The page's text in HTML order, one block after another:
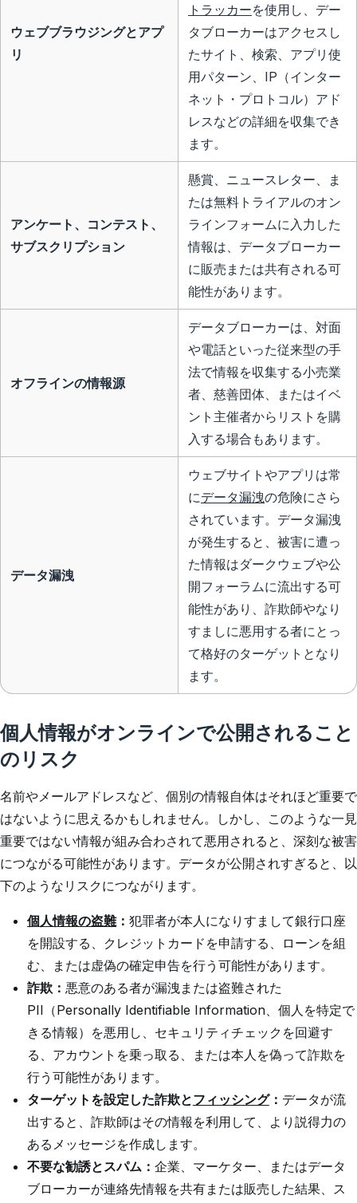
ウェブブラウジングとアプ
リ
トラッカーを使用し、デー
タブローカーはアクセスし
たサイト、検索、アプリ使
用パターン、IP（インター
ネット・プロトコル）アド
レスなどの詳細を収集でき
ます。
アンケート、コンテスト、
サブスクリプション
懸賞、ニュースレター、ま
たは無料トライアルのオン
ラインフォームに入力した
情報は、データブローカー
に販売または共有される可
能性があります。
オフラインの情報源
データブローカーは、対面
や電話といった従来型の手
法で情報を収集する小売業
者、慈善団体、またはイベ
ント主催者からリストを購
入する場合もあります。
データ漏洩
ウェブサイトやアプリは常
にデータ漏洩の危険にさら
されています。データ漏洩
が発生すると、被害に遭っ
た情報はダークウェブや公
開フォーラムに流出する可
能性があり、詐欺師やなり
すましに悪用する者にとっ
て格好のターゲットとなり
ます。
個人情報がオンラインで公開されること
のリスク
名前やメールアドレスなど、個別の情報自体はそれほど重要で
はないように思えるかもしれません。しかし、このような一見
重要ではない情報が組み合わされて悪用されると、深刻な被害
につながる可能性があります。データが公開されすぎると、以
下のようなリスクにつながります。
個人情報の盗難： 犯罪者が本人になりすまして銀行口座
を開設する、クレジットカードを申請する、ローンを組
む、または虚偽の確定申告を行う可能性があります。
詐欺： 悪意のある者が漏洩または盗難された
PII（Personally Identifiable Information、個人を特定で
きる情報）を悪用し、セキュリティチェックを回避す
る、アカウントを乗っ取る、または本人を偽って詐欺を
行う可能性があります。
ターゲットを設定した詐欺とフィッシング： データが流
出すると、詐欺師はその情報を利用して、より説得力の
あるメッセージを作成します。
不要な勧誘とスパム： 企業、マーケター、またはデータ
ブローカーが連絡先情報を共有または販売した結果、ス